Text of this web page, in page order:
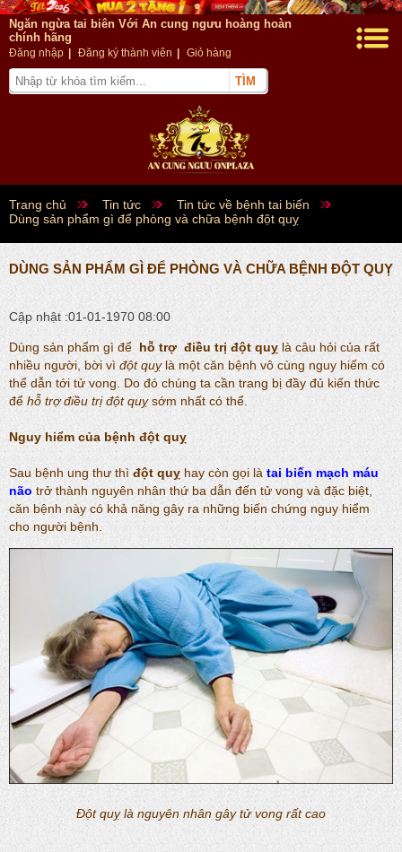
Ngăn ngừa tai biên Với An cung ngưu hoàng hoàn
chính hãng
Đăng nhập Đăng ký thành viên Giỏ hàng
Trang chủ Tin tức
Tin tức về bệnh tai biến
Dùng sản phẩm gì để phòng và chữa bệnh đột quỵ
DÙNG SẢN PHẨM GÌ ĐỂ PHÒNG VÀ CHỮA BỆNH ĐỘT QUỴ
Cập nhật :01-01-1970 08:00
Dùng sản phẩm gì để hỗ trợ điều trị đột quỵ là câu hỏi của rất
nhiều người, bời vì đột quỵlà một căn bệnh vô cùng nguy hiểm có
thể dẫn tới tử vong. Do đó chúng ta cần trang bị đầy đủ kiến thức
để hỗ trợ điều trị đột quỵsớm nhất có thể.
Nguy hiểm của bệnh đột quỵ
Sau bệnh ung thư thì đột quỵ hay còn gọi là tai biến mạch máu
não trở thành nguyên nhân thứ ba dẫn đến tử vong và đặc biệt,
căn bệnh này có khả năng gây ra những biến chứng nguy hiểm
cho người bệnh.
Đột quỵ là nguyên nhân gây tử vong rất cao